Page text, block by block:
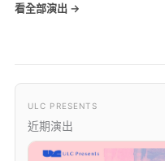
看全部演出 →
ULC PRESENTS
近期演出